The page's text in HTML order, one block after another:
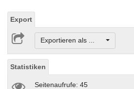
Export
Exportieren als ...
Statistiken
Seitenaufrufe: 45